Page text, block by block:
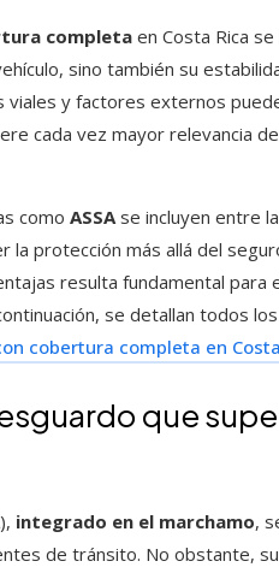
completa en Costa Rica
sino también su
y factores externos
cada vez mayor relevancia
como ASSAse incluyen entre
la protección más allá del
resulta fundamental para
se detallan todos
cobertura completa en
que
), integrado en el marchamo,
de tránsito. No obstante,